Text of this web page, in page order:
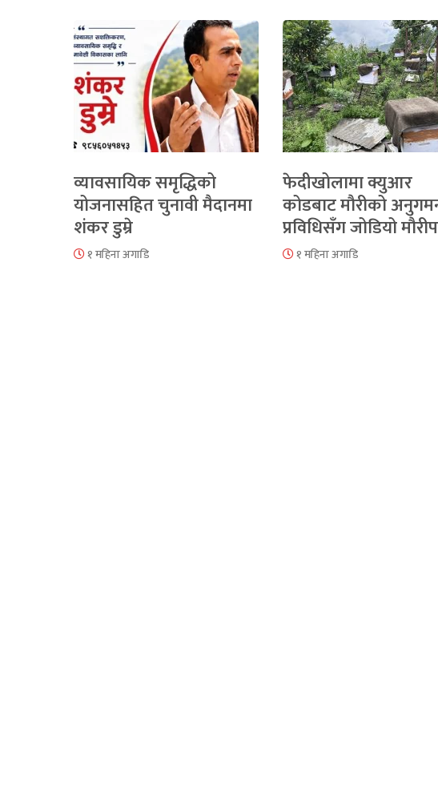
व्यावसायिक समृद्धिको
योजनासहित चुनावी मैदानमा
शंकर डुम्रे
१ महिना अगाडि
फेदीखोलामा क्युआर
कोडबाट मौरीको
प्रविधिसँग जोडियो
१ महिना अगाडि